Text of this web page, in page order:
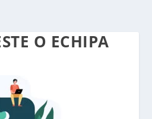
O ECHIPA